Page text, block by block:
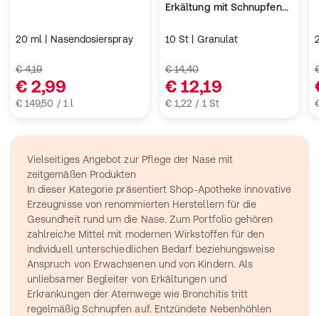
20 ml | Nasendosierspray
€ 4,19
€ 2,99
€ 149,50 / 1 l
Erkältung mit Schnupfen
10 St | Granulat
€ 14,40
€ 12,19
€ 1,22 / 1 St
Vielseitiges Angebot zur Pflege der Nase mit
zeitgemäßen Produkten
In dieser Kategorie präsentiert Shop-Apotheke innovative
Erzeugnisse von renommierten Herstellern für die
Gesundheit rund um die Nase. Zum Portfolio gehören
zahlreiche Mittel mit modernen Wirkstoffen für den
individuell unterschiedlichen Bedarf beziehungsweise
Anspruch von Erwachsenen und von Kindern. Als
unliebsamer Begleiter von Erkältungen und
Erkrankungen der Atemwege wie Bronchitis tritt
regelmäßig Schnupfen auf. Entzündete Nebenhöhlen